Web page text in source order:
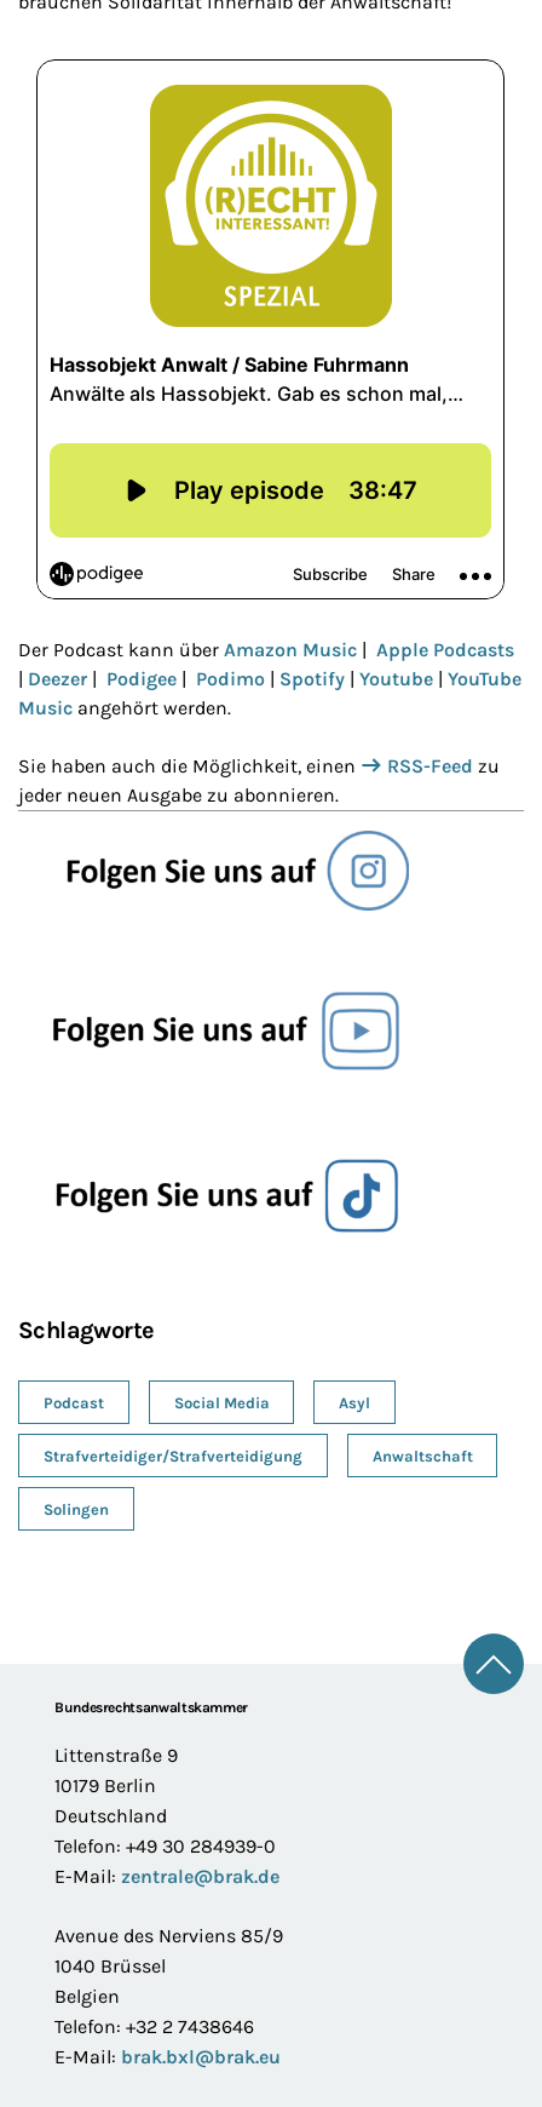
Der Podcast kann über Amazon Music | Apple Podcasts
| Deezer | Podigee | Podimo | Spotify | Youtube | YouTube
Music angehört werden.
Sie haben auch die Möglichkeit, einen RSS-Feed zu
jeder neuen Ausgabe zu abonnieren.
Schlagworte
Podcast Social Media Asyl
Strafverteidiger/Strafverteidigung Anwaltschaft
Solingen
FooterBundesrechtsanwaltskammer
Littenstraße 9
10179 Berlin
Deutschland
Telefon: +49 30 284939-0
E-Mail: zentrale@brak.de
Avenue des Nerviens 85/9
1040 Brüssel
Belgien
Telefon: +32 2 7438646
E-Mail: brak.bxl@brak.eu